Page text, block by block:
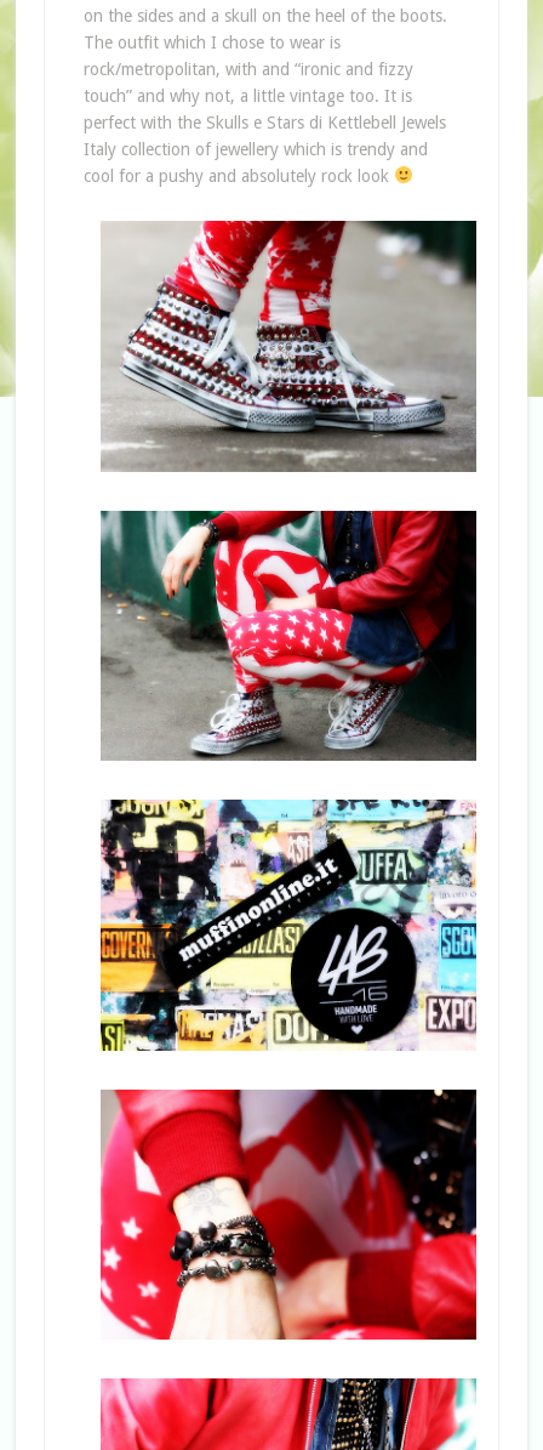
on the sides and a skull on the heel of the boots.
The outfit which I chose to wear is
rock/metropolitan, with and “ironic and fizzy
touch” and why not, a little vintage too. It is
perfect with the Skulls e Stars di Kettlebell Jewels
Italy collection of jewellery which is trendy and
cool for a pushy and absolutely rock look